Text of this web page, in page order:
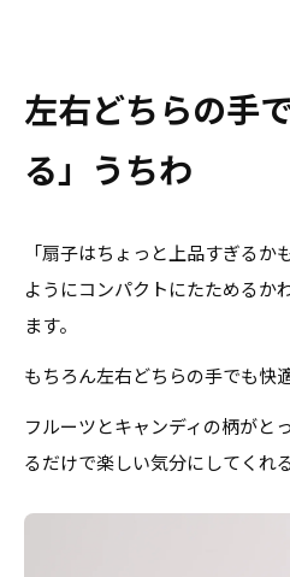
左右どちらの手
る」うちわ
「扇子はちょっと上品すぎる
ようにコンパクトにたためるか
ます。
もちろん左右どちらの手でも快
フルーツとキャンディの柄がと
るだけで楽しい気分にしてくれ